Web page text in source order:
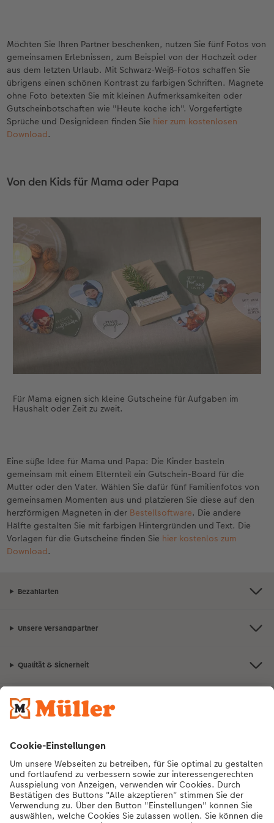
Möchten Sie Ihren Partner beschenken, nutzen Sie fünf Fotos von
gemeinsamen Erlebnissen, zum Beispiel von der Hochzeit oder
aus dem letzten Urlaub. Mit Schwarz-Weiß-Fotos schaffen Sie
übrigens einen schönen Kontrast zu farbigen Schriften. Magnete
ohne Foto betexten Sie mit kleinen Aufmerksamkeiten oder
Gutscheinbotschaften wie "Heute koche ich". Vorgefertigte
Sprüche und Designideen finden Sie hier zum kostenlosen
Download.
Von den Kids für Mama oder Papa
Für Mama eignen sich kleine Gutscheine für Aufgaben im
Haushalt oder Zeit zu zweit.
Eine süße Idee für Mama und Papa: Die Kinder basteln
gemeinsam mit einem Elternteil ein Gutschein-Board für die
Mutter oder den Vater. Wählen Sie dafür fünf Familienfotos von
gemeinsamen Momenten aus und platzieren Sie diese auf den
herzförmigen Magneten in der Bestellsoftware. Die andere
Hälfte gestalten Sie mit farbigen Hintergründen und Text. Die
Vorlagen für die Gutscheine finden Sie hier kostenlos zum
Download.
Bezahlarten
Unsere Versandpartner
Qualität & Sicherheit
Nachhaltigkeit bei CEWE
Informationen
Sortiment